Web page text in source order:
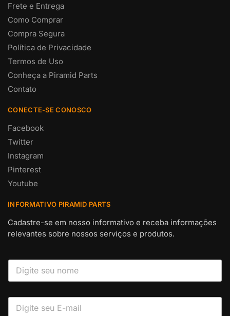
Frete e Entrega
Como Comprar
Compra Segura
Política de Privacidade
Termos de Uso
Conheça a Piramid Parts
Contato
CONECTE-SE CONOSCO
Facebook
Twitter
Instagram
Pinterest
Youtube
INFORMATIVO PIRAMID PARTS
Cadastre-se em nosso informativo e receba informações
relevantes sobre nossos serviços e produtos.